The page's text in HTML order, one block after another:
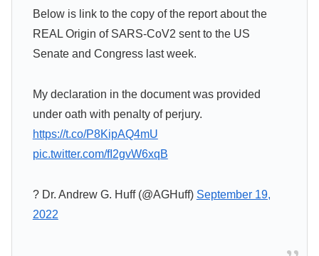
Below is link to the copy of the report about the
REAL Origin of SARS-CoV2 sent to the US
Senate and Congress last week.
My declaration in the document was provided
under oath with penalty of perjury.
https://t.co/P8KipAQ4mU
pic.twitter.com/fI2gvW6xqB
? Dr. Andrew G. Huff (@AGHuff) September 19,
2022